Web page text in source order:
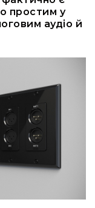
простим у
аудіо й